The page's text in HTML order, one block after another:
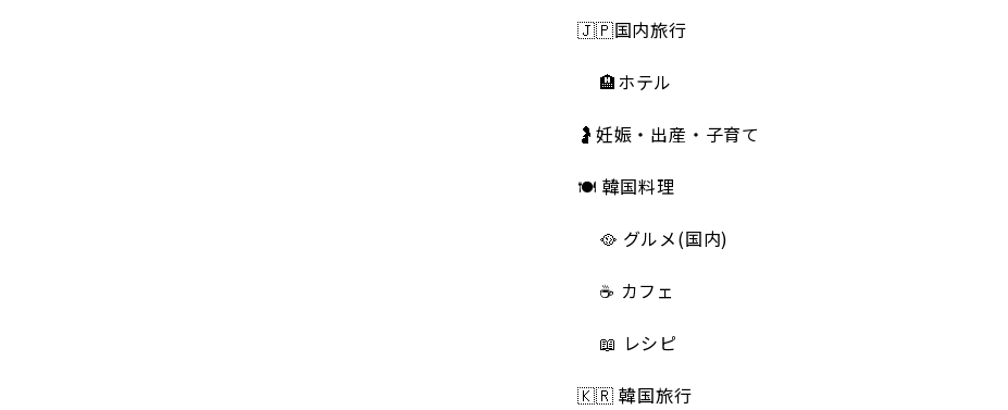
🇯🇵国内旅行
🏨ホテル
🤰妊娠・出産・子育て
🍽 韓国料理
🥘 グルメ(国内)
☕️ カフェ
📖 レシピ
🇰🇷 韓国旅行